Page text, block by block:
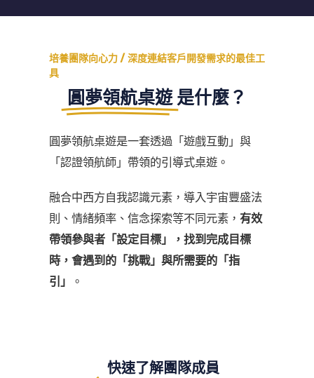
培養團隊向心力 / 深度連結客戶開發需求的最佳工
具
圓夢領航桌遊 是什麼？
圓夢領航桌遊是一套透過「遊戲互動」與
「認證領航師」帶領的引導式桌遊。
融合中西方自我認識元素，導入宇宙豐盛法
則、情緒頻率、信念探索等不同元素， 有效
帶領參與者「設定目標」，找到完成目標
時，會遇到的「挑戰」與所需要的「指
引」
。
快速了解團隊成員